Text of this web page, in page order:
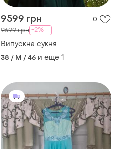
9599 грн 0
9699 грн -2%
Випускна сукня
38 / M / 46 и еще 1